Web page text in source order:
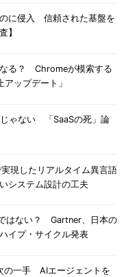
のに侵入 信頼された基盤を
】
る？ Chromeが模索する
アップデート」
じゃない 「SaaSの死」論
現したリアルタイム異言語
システム設計の工夫
はない？ Gartner、日本の
イプ・サイクル発表
の一手 AIエージェントを